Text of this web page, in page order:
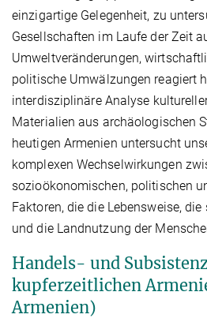
einzigartige Gelegenheit, zu
Gesellschaften im Laufe der Zeit
Umweltveränderungen,
politische Umwälzungen reagiert
interdisziplinäre Analyse
Materialien aus archäologischen
heutigen Armenien untersucht
komplexen Wechselwirkungen
sozioökonomischen, politischen
Faktoren, die die Lebensweise,
und die Landnutzung der
Handels- und
kupferzeitlichen
Armenien)